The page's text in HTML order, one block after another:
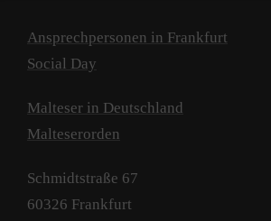
Ansprechpersonen in Frankfurt
Social Day
Malteser in Deutschland
Malteserorden
Schmidtstraße 67
60326 Frankfurt